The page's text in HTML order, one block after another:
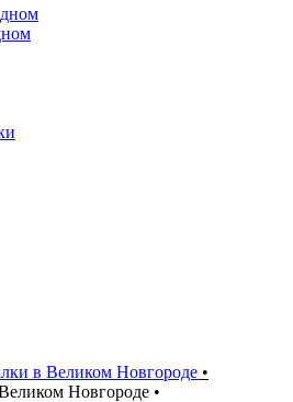
в Великом Новгороде •
Новгороде •